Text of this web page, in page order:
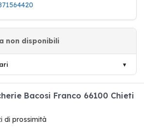
non disponibili
Bacosi Franco 66100 Chieti
di prossimità